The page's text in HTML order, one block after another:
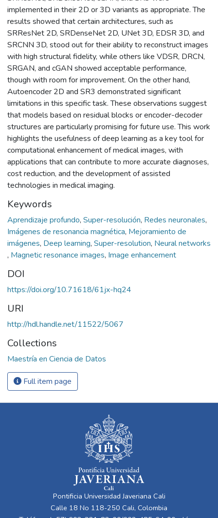
implemented in their 2D or 3D variants as appropriate. The
results showed that certain architectures, such as
SRResNet 2D, SRDenseNet 2D, UNet 3D, EDSR 3D, and
SRCNN 3D, stood out for their ability to reconstruct images
with high structural fidelity, while others like VDSR, DRCN,
SRGAN, and cGAN showed acceptable performance,
though with room for improvement. On the other hand,
Autoencoder 2D and SR3 demonstrated significant
limitations in this specific task. These observations suggest
that models based on residual blocks or encoder-decoder
structures are particularly promising for future use. This work
highlights the usefulness of deep learning as a key tool for
computational enhancement of medical images, with
applications that can contribute to more accurate diagnoses,
cost reduction, and the development of assisted
technologies in medical imaging.
Keywords
Aprendizaje profundo, Super-resolución, Redes neuronales,
Imágenes de resonancia magnética, Mejoramiento de
imágenes, Deep learning, Super-resolution, Neural networks
, Magnetic resonance images, Image enhancement
DOI
https://doi.org/10.71618/61jx-hq24
URI
http://hdl.handle.net/11522/5067
Collections
Maestría en Ciencia de Datos
Full item page
Pontificia Universidad Javeriana Cali
Calle 18 No 118-250 Cali, Colombia